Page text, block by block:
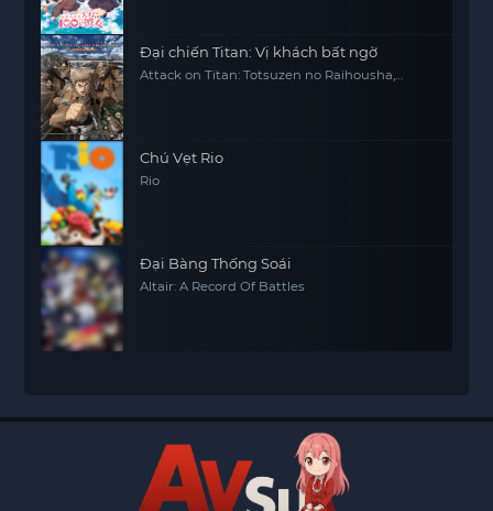
Đại chiến Titan: Vị khách bất ngờ
Attack on Titan: Totsuzen no Raihousha,
Chú Vẹt Rio
Rio
Đại Bàng Thống Soái
Altair: A Record Of Battles